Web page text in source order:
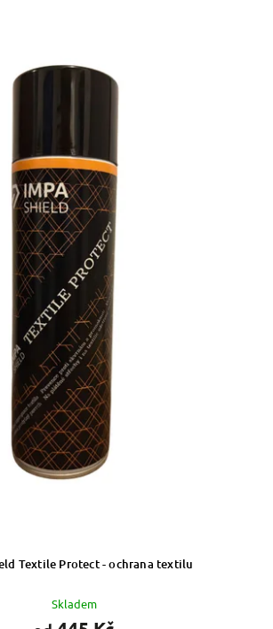
Textile Protect - ochrana textilu
Skladem